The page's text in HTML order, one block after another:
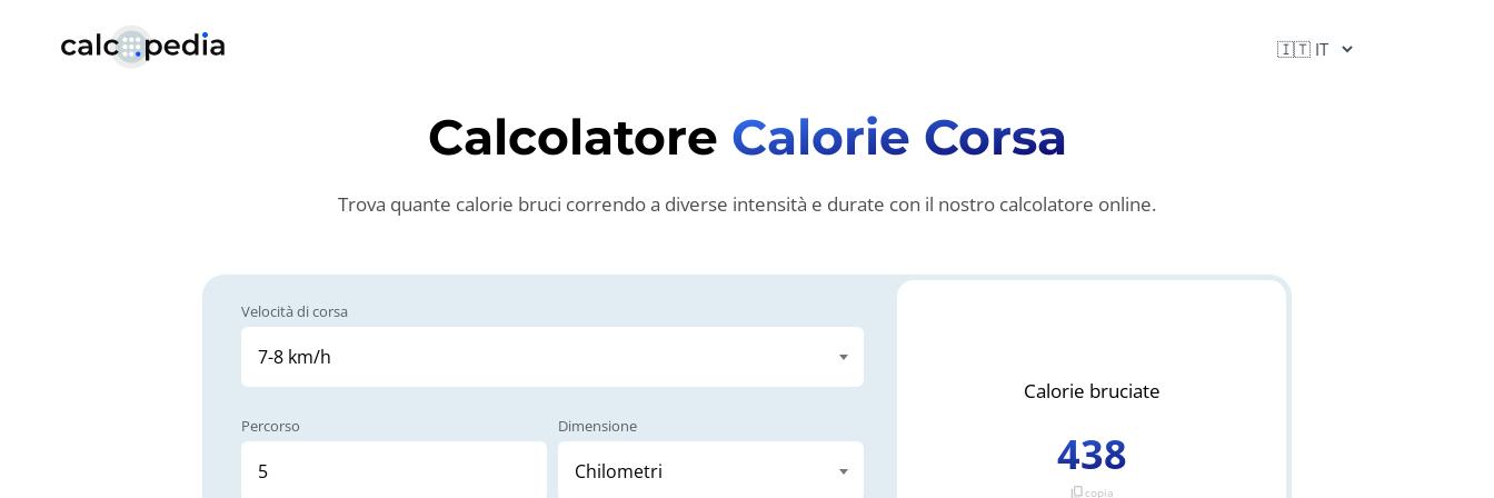
Calcolatore Calorie Corsa
Trova quante calorie bruci correndo a diverse intensità e durate con il nostro calcolatore online.
Velocità di corsa
Percorso Dimensione
Calorie bruciate
438
content_copycopia